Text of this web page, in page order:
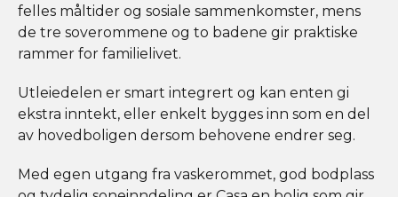
felles måltider og sosiale sammenkomster, mens
de tre soverommene og to badene gir praktiske
rammer for familielivet.
Utleiedelen er smart integrert og kan enten gi
ekstra inntekt, eller enkelt bygges inn som en del
av hovedboligen dersom behovene endrer seg.
Med egen utgang fra vaskerommet, god bodplass